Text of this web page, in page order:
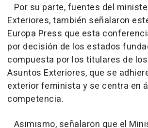
Por su parte, fuentes del
Exteriores, también señalaron
Europa Press que esta
por decisión de los estados
compuesta por los titulares de
Asuntos Exteriores, que se
exterior feminista y se centra en
competencia.
Asimismo, señalaron que el